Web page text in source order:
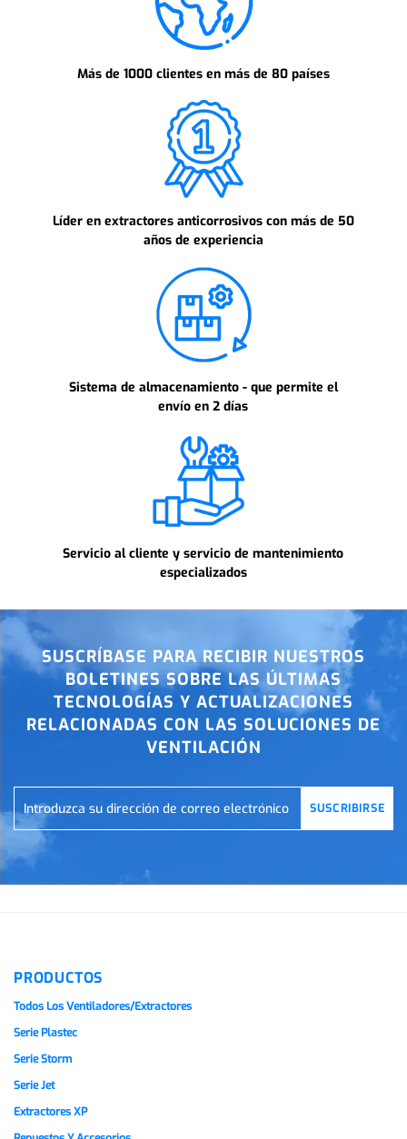
Más de 1000 clientes en más de 80 países
Líder en extractores anticorrosivos con más de 50
años de experiencia
Sistema de almacenamiento - que permite el
envío en 2 días
Servicio al cliente y servicio de mantenimiento
especializados
SUSCRÍBASE PARA RECIBIR NUESTROS
BOLETINES SOBRE LAS ÚLTIMAS
TECNOLOGÍAS Y ACTUALIZACIONES
RELACIONADAS CON LAS SOLUCIONES DE
VENTILACIÓN
SUSCRIBIRSE
PRODUCTOS
Todos Los Ventiladores/extractores
Serie Plastec
Serie Storm
Serie Jet
Extractores XP